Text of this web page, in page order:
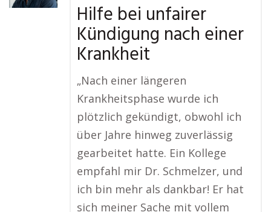
Hilfe bei unfairer
Kündigung nach einer
Krankheit
„Nach einer längeren
Krankheitsphase wurde ich
plötzlich gekündigt, obwohl ich
über Jahre hinweg zuverlässig
gearbeitet hatte. Ein Kollege
empfahl mir Dr. Schmelzer, und
ich bin mehr als dankbar! Er hat
sich meiner Sache mit vollem